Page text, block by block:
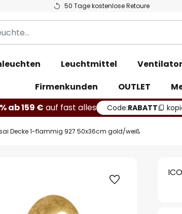
50 Tage kostenlose Retoure
Leuchtmittel
Firmenkunden
OUTLET
ab 159 € auf fast alles Code:RABATT
Decke 1-flammig 927 50x36cm gold/weiß